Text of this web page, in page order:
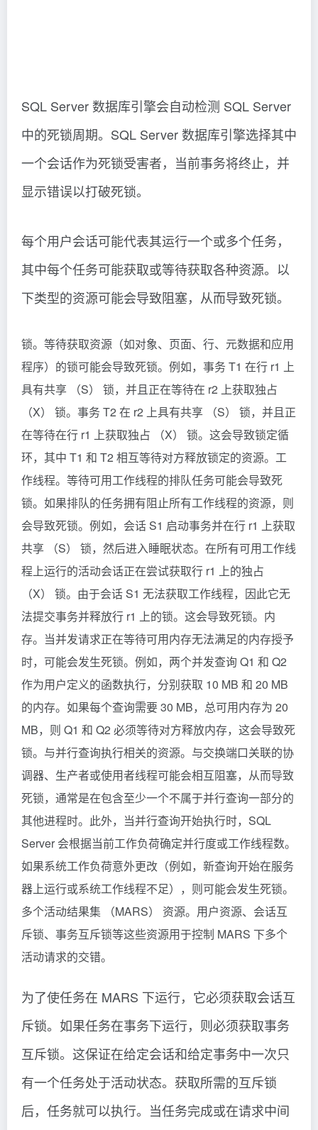
SQL Server 数据库引擎会自动检测 SQL Server
中的死锁周期。SQL Server 数据库引擎选择其中
一个会话作为死锁受害者，当前事务将终止，并
显示错误以打破死锁。
每个用户会话可能代表其运行一个或多个任务，
其中每个任务可能获取或等待获取各种资源。以
下类型的资源可能会导致阻塞，从而导致死锁。
锁。等待获取资源（如对象、页面、行、元数据和应用
程序）的锁可能会导致死锁。例如，事务 T1 在行 r1 上
具有共享 （S） 锁，并且正在等待在 r2 上获取独占
（X） 锁。事务 T2 在 r2 上具有共享 （S） 锁，并且正
在等待在行 r1 上获取独占 （X） 锁。这会导致锁定循
环，其中 T1 和 T2 相互等待对方释放锁定的资源。工
作线程。等待可用工作线程的排队任务可能会导致死
锁。如果排队的任务拥有阻止所有工作线程的资源，则
会导致死锁。例如，会话 S1 启动事务并在行 r1 上获取
共享 （S） 锁，然后进入睡眠状态。在所有可用工作线
程上运行的活动会话正在尝试获取行 r1 上的独占
（X） 锁。由于会话 S1 无法获取工作线程，因此它无
法提交事务并释放行 r1 上的锁。这会导致死锁。内
存。当并发请求正在等待可用内存无法满足的内存授予
时，可能会发生死锁。例如，两个并发查询 Q1 和 Q2
作为用户定义的函数执行，分别获取 10 MB 和 20 MB
的内存。如果每个查询需要 30 MB，总可用内存为 20
MB，则 Q1 和 Q2 必须等待对方释放内存，这会导致死
锁。与并行查询执行相关的资源。与交换端口关联的协
调器、生产者或使用者线程可能会相互阻塞，从而导致
死锁，通常是在包含至少一个不属于并行查询一部分的
其他进程时。此外，当并行查询开始执行时，SQL
Server 会根据当前工作负荷确定并行度或工作线程数。
如果系统工作负荷意外更改（例如，新查询开始在服务
器上运行或系统工作线程不足），则可能会发生死锁。
多个活动结果集 （MARS） 资源。用户资源、会话互
斥锁、事务互斥锁等这些资源用于控制 MARS 下多个
活动请求的交错。
为了使任务在 MARS 下运行，它必须获取会话互
斥锁。如果任务在事务下运行，则必须获取事务
互斥锁。这保证在给定会话和给定事务中一次只
有一个任务处于活动状态。获取所需的互斥锁
后，任务就可以执行。当任务完成或在请求中间